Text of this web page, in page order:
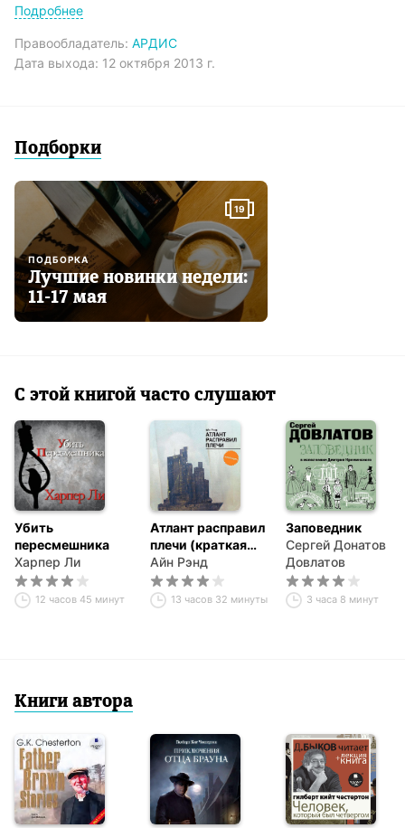
В сборник вошли рассказы об отце Брауне. Этот маленький
неразрешимых коллизиях неизменно оказывается
носителем того, что свято исповедовал Честертон как
2. Последний плакальщик
3. Сапфировый крест
4. Око Аполлона
5. Диковинные друзья
6. Рубиновый свет
7. Удивительное убежище
8. Дымный сад
9. Конец премудрости
Подробнее
Правообладатель: АРДИС
Дата выхода: 12 октября 2013 г.
Подборки
19
ПОДБОРКА
Лучшие новинки недели:
11-17 мая
С этой книгой часто слушают
Убить
пересмешника
Харпер Ли
12 часов 45 минут
Атлант расправил
плечи (краткая
версия)
Айн Рэнд
13 часов 32 минуты
Заповедник
Сергей Донатович
Довлатов
3 часа 8 минут
Книги автора